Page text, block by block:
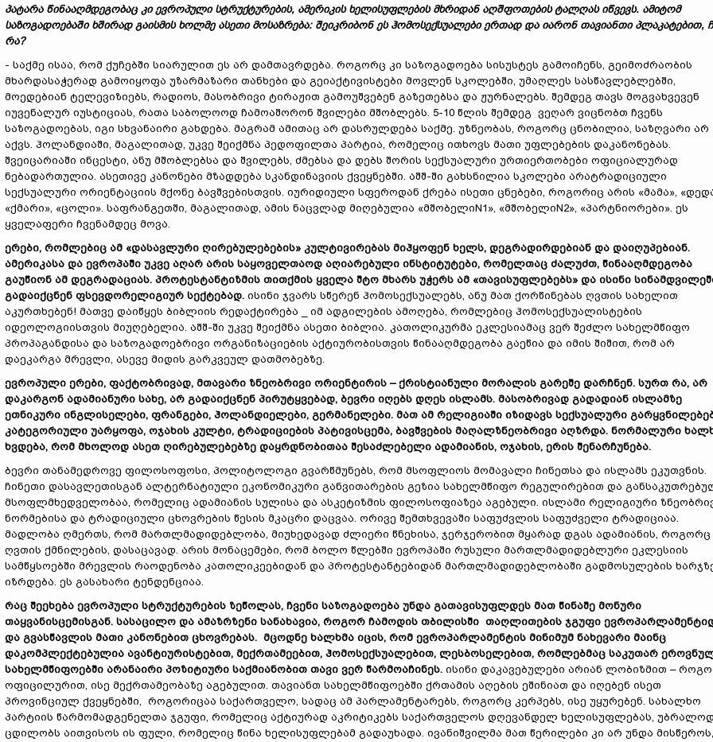
პატარა წინააღმდეგობაც კი ევროპული სტრუქტურების, ამერიკის ხელისუფლების მხრიდან აღშფოთების ტალღას იწვევს. ამიტომ
საზოგადოებაში ხშირად გაისმის ხოლმე ასეთი მოსაზრება: შეიკრიბონ ეს ჰომოსექსუალები ერთად და იარონ თავიანთი პლაკატებით,
რა?
- საქმე ისაა, რომ ქუჩებში სიარულით ეს არ დამთავრდება. როგორც კი საზოგადოება სისუსტეს გამოიჩენს, გეიმოძრაობის
მხარდასაჭერად გამოიყოფა უზარმაზარი თანხები და გეიაქტივისტები მოვლენ სკოლებში, უმაღლეს სასწავლებლებში,
მოედებიან ტელევიზიებს, რადიოს, მასობრივი ტირაჟით გამოუშვებენ გაზეთებსა და ჟურნალებს. შემდეგ თავს მოგვახვევენ
იუვენალურ იუსტიციას, რათა საბოლოოდ ჩამოაშორონ შვილები მშობლებს. 5-10 წლის შემდეგ ვეღარ ვიცნობთ ჩვენს
საზოგადოებას, იგი სხვანაირი გახდება. მაგრამ ამითაც არ დასრულდება საქმე. უზნეობას, როგორც ცნობილია, საზღვარი არ
აქვს. ჰოლანდიაში, მაგალითად, უკვე შეიქმნა პედოფილთა პარტია, რომელიც ითხოვს მათი უფლებების დაკანონებას.
შვეიცარიაში ინცესტი, ანუ მშობლებსა და შვილებს, ძმებსა და დებს შორის სექსუალური ურთიერთობები ოფიციალურად
ნებადართულია. ასეთივე კანონები მზადდება სკანდინავიის ქვეყნებში. აშშ-ში გახსნილია სკოლები არატრადიციული
სექსუალური ორიენტაციის მქონე ბავშვებისთვის. იურიდიული სფეროდან ქრება ისეთი ცნებები, როგორიც არის «მამა»,
«ქმარი», «ცოლი». საფრანგეთში, მაგალითად, ამის ნაცვლად მიღებულია «მშობელიN1», «მშობელიN2», «პარტნიორები». ეს
ყველაფერი ჩვენამდეც მოვა.
ერები, რომლებიც ამ «დასავლური ღირებულებების» კულტივირებას მიჰყოფენ ხელს, დეგრადირდებიან და დაიღუპებიან.
ამერიკასა და ევროპაში უკვე აღარ არის საყოველთაოდ აღიარებული ინსტიტუტები, რომელთაც ძალუძთ, წინააღმდეგობა
გაუწიონ ამ დეგრადაციას. პროტესტანტიზმის თითქმის ყველა შტო მხარს უჭერს ამ «თავისუფლებებს» და ისინი
გადაიქცნენ ფსევდორელიგიურ სექტებად. ისინი ჯვარს სწერენ ჰომოსექსუალებს, ანუ მათ ქორწინებას ღვთის სახელით
აკურთხებენ! მათვე დაიწყეს ბიბლიის რედაქტირება _ იმ ადგილების ამოღება, რომლებიც ჰომოსექსუალისტების
იდეოლოგიისთვის მიუღებელია. აშშ-ში უკვე შეიქმნა ასეთი ბიბლია. კათოლიკურმა ეკლესიამაც ვერ შეძლო სახელმწიფო
პროპაგანდისა და საზოგადოებრივი ორგანიზაციების აქტიურობისთვის წინააღმდეგობა გაეწია და იმის შიშით, რომ არ
დაეკარგა მრევლი, ასევე მიდის გარკვეულ დათმობებზე.
ევროპული ერები, ფაქტობრივად, მთავარი ზნეობრივი ორიენტირის – ქრისტიანული მორალის გარეშე დარჩნენ. სურთ რა, არ
დაკარგონ ადამიანური სახე, არ გადაიქცნენ პირუტყვებად, ბევრი იღებს დღეს ისლამს. მასობრივად გადადიან ისლამზე
ეთნიკური ინგლისელები, ფრანგები, ჰოლანდიელები, გერმანელები. მათ ამ რელიგიაში იზიდავს სექსუალური
კატეგორიული უარყოფა, ოჯახის კულტი, ტრადიციების პატივისცემა, ბავშვების მაღალზნეობრივი აღზრდა. ნორმალური
ხვდება, რომ მხოლოდ ასეთ ღირებულებებზე დაყრდნობითაა შესაძლებელი ადამიანის, ოჯახის, ერის შენარჩუნება.
ბევრი თანამედროვე ფილოსოფოსი, პოლიტოლოგი გვარწმუნებს, რომ მსოფლიოს მომავალი ჩინეთსა და ისლამს ეკუთვნის.
ჩინეთი დასავლეთისგან ალტერნატიული ეკონომიკური განვითარების გეზია სახელმწიფო რეგულირებით და
მსოფლმხედველობაა, რომელიც ადამიანის სულისა და ასკეტიზმის ფილოსოფიაზეა აგებული. ისლამი რელიგიური
ნორმებისა და ტრადიციული ცხოვრების წესის მკაცრი დაცვაა. ორივე შემთხვევაში საფუძვლის საფუძველი ტრადიციაა.
მადლობა ღმერთს, რომ მართლმადიდებლობა, მიუხედავად ძლიერი წნეხისა, ჯერჯერობით მყარად დგას ადამიანის, როგორც
ღვთის ქმნილების, დასაცავად. არის მონაცემები, რომ ბოლო წლებში ევროპაში რუსული მართლმადიდებლური ეკლესიის
სამწყსოებში მრევლის რაოდენობა კათოლიკეებიდან და პროტესტანტებიდან მართლმადიდებლობაში გადმოსულების
იზრდება. ეს გასახარი ტენდენციაა.
რაც შეეხება ევროპული სტრუქტურების ზეწოლას, ჩვენი საზოგადოება უნდა გათავისუფლდეს მათ წინაშე მონური
თაყვანისცემისგან. სასაცილო და ამაზრზენი სანახავია, როგორ ჩამოდის თბილისში თაღლითების ჯგუფი
და გვასწავლის მათი კანონებით ცხოვრებას. მცოდნე ხალხმა იცის, რომ ევროპარლამენტის მინიმუმ ნახევარი მაინც
დაკომპლექტებულია ავანტიურისტებით, მექრთამეებით, ჰომოსექსუალებით, ლესბოსელებით, რომლებმაც საკუთარ
სახელმწიფოებში არანაირი პოზიტიური საქმიანობით თავი ვერ წარმოაჩინეს. ისინი დაკავებულები არიან ლობიზმით –
ოფიცილურით, ისე მექრთამეობაზე აგებულით. თავიანთ სახელმწიფოებში ქრთამის აღების ეშინიათ და იღებენ ისეთ
პროვინციულ ქვეყნებში, როგორიცაა საქართველო, სადაც ამ პარლამენტარებს, როგორც კერპებს, ისე უყურებენ. სახალხო
პარტიის წარმომადგენელთა ჯგუფი, რომელიც აქტიურად აკრიტიკებს საქართველოს დღევანდელ ხელისუფლებას, უბრალოდ
ცდილობს აითვისოს ის ფული, რომელიც წინა ხელისუფლებამ გადაუხადა. ივანიშვილმა მათ წერილები კი არ უნდა მისწეროს,